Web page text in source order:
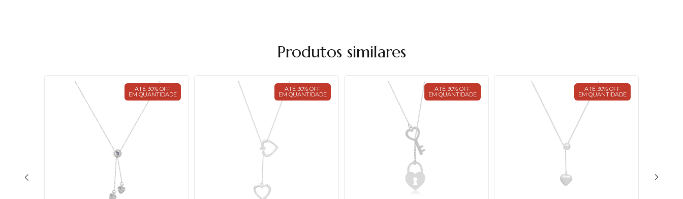
Produtos similares
ATÉ 30% OFF
EM QUANTIDADE
ATÉ 30% OFF
EM QUANTIDADE
ATÉ 30% OFF
EM QUANTIDADE
ATÉ 30% OFF
EM QUANTIDADE